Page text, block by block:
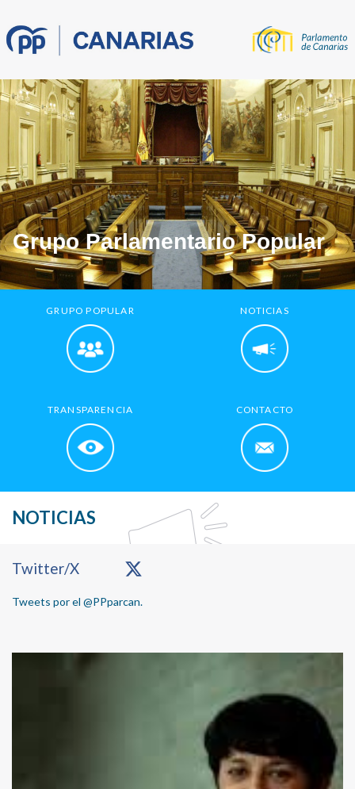
Grupo Parlamentario Popular
GRUPO POPULAR NOTICIAS
TRANSPARENCIA CONTACTO
NOTICIAS
Primary
Twitter/X
Tweets por el @PPparcan.